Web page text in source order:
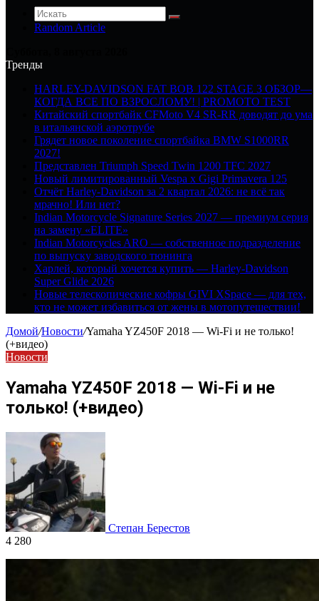
Random Article
Тренды
HARLEY-DAVIDSON FAT BOB 122 STAGE 3 ОБЗОР—
КОГДА ВСЕ ПО ВЗРОСЛОМУ! | PROMOTO TEST
Китайский спортбайк CFMoto V4 SR-RR доводят до ума
в итальянской аэротрубе
Грядет новое поколение спортбайка BMW S1000RR
2027!
Представлен Triumph Speed Twin 1200 TFC 2027
Новый лимитированный Vespa x Gigi Primavera 125
Отчёт Harley-Davidson за 2 квартал 2026: не всё так
мрачно! Или нет?
Indian Motorcycle Signature Series 2027 — премиум серия
на замену «ELITE»
Indian Motorcycles ARO — собственное подразделение
по выпуску заводского тюнинга
Харлей, который хочется купить — Harley-Davidson
Super Glide 2026
Новые телескопические кофры GIVI XSpace — для тех,
кто не может избавиться от жены в мотопутешествии!
Домой/Новости/Yamaha YZ450F 2018 — Wi-Fi и не только!
(+видео)
Новости
Yamaha YZ450F 2018 — Wi-Fi и не
только! (+видео)
Степан Берестов
4 280